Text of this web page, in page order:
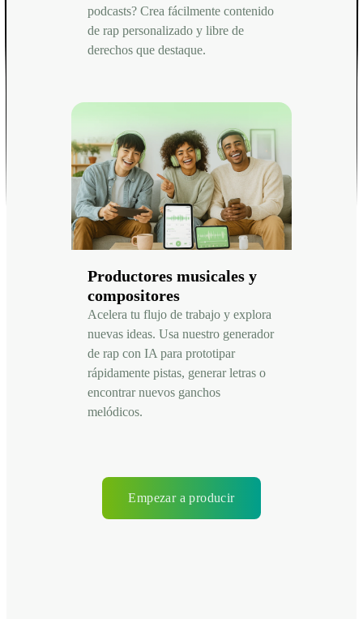
podcasts? Crea fácilmente contenido
de rap personalizado y libre de
derechos que destaque.
Productores musicales y
compositores
Acelera tu flujo de trabajo y explora
nuevas ideas. Usa nuestro generador
de rap con IA para prototipar
rápidamente pistas, generar letras o
encontrar nuevos ganchos
melódicos.
Empezar a producir